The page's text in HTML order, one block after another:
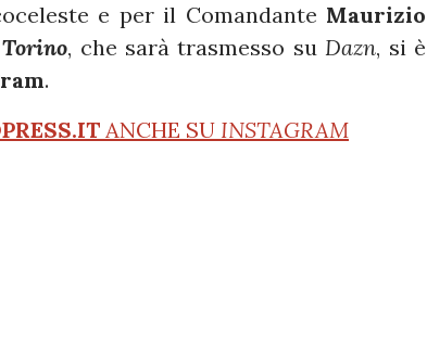
e per il Comandante Maurizio
Torino, che sarà trasmesso suDazn, si è
.
ANCHE SU INSTAGRAM